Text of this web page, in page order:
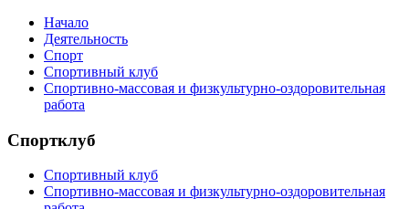
Начало
Деятельность
Спорт
Спортивный клуб
Спортивно-массовая и физкультурно-оздоровительная
работа
Спортклуб
Спортивный клуб
Спортивно-массовая и физкультурно-оздоровительная